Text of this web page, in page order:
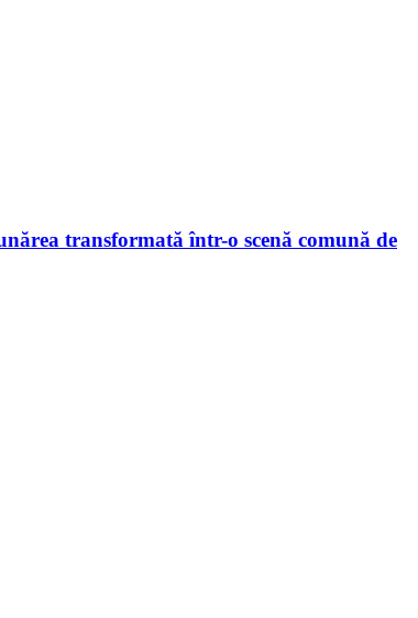
transformată într-o scenă comună de